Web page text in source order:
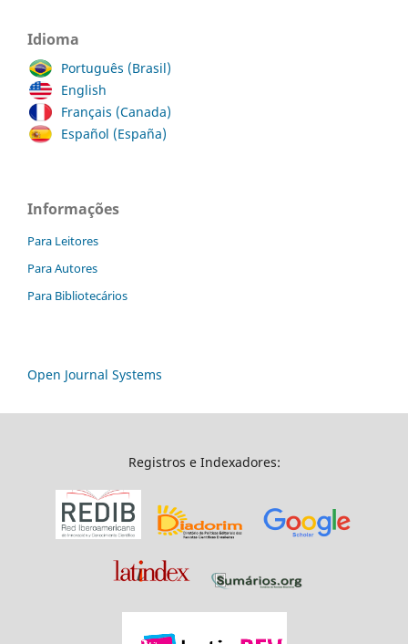
Idioma
Português (Brasil)
English
Français (Canada)
Español (España)
Informações
Para Leitores
Para Autores
Para Bibliotecários
Open Journal Systems
Registros e Indexadores: